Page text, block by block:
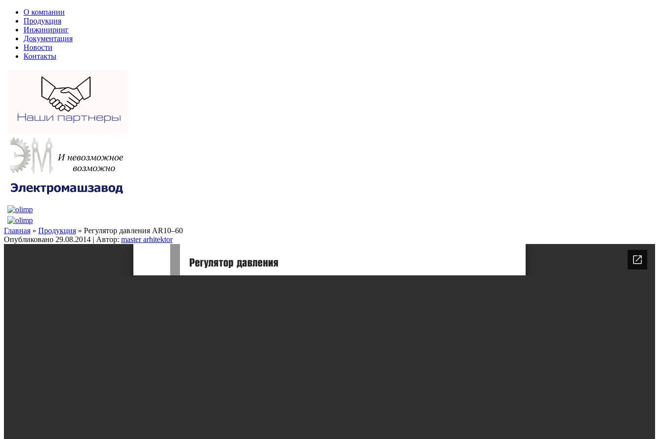
О компании
Продукция
Инжиниринг
Документация
Новости
Контакты
Главная » Продукция » Регулятор давления AR10–60
Опубликовано 29.08.2014 | Автор: master arhitektor